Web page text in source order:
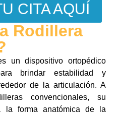
CITA AQUÍ
Rodillera
un dispositivo ortopédico
brindar estabilidad y
de la articulación. A
convencionales, su
la forma anatómica de la